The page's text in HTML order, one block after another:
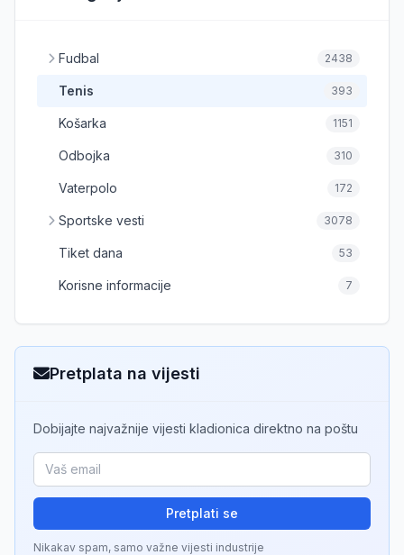
Fudbal 2438
Tenis 393
Košarka 1151
Odbojka 310
Vaterpolo 172
Sportske vesti 3078
Tiket dana 53
Korisne informacije 7
Pretplata na vijesti
Dobijajte najvažnije vijesti kladionica direktno na poštu
Pretplati se
Nikakav spam, samo važne vijesti industrije